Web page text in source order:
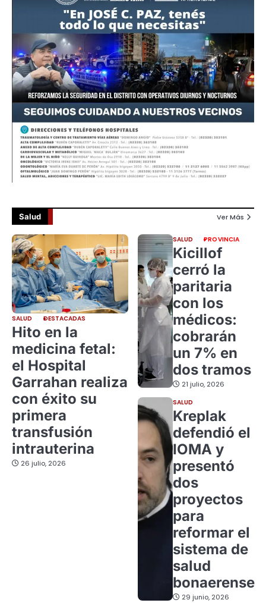
Salud Ver Más
SALUD DESTACADAS
Hito en la
medicina fetal:
el Hospital
Garrahan realiza
con éxito su
primera
transfusión
intrauterina
26 julio, 2026
SALUD PROVINCIA
Kicillof
cerró la
paritaria
con los
médicos:
cobrarán
un 7% en
dos tramos
21 julio, 2026
SALUD
Kreplak
defendió el
IOMA y
presentó
dos
proyectos
para
reformar el
sistema de
salud
bonaerense
29 junio, 2026